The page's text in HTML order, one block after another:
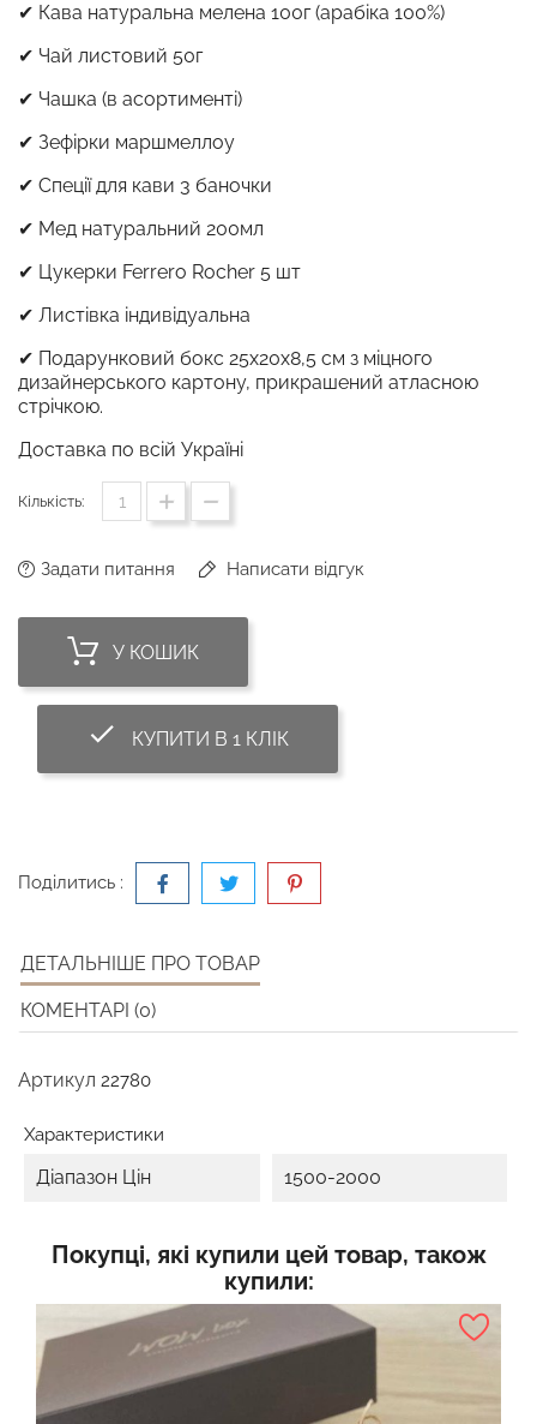
✔ Кава натуральна мелена 100г (арабіка 100%)
✔ Чай листовий 50г
✔ Чашка (в асортименті)
✔ Зефірки маршмеллоу
✔ Спеції для кави 3 баночки
✔ Мед натуральний 200мл
✔ Цукерки Ferrero Rocher 5 шт
✔ Листівка індивідуальна
✔ Подарунковий бокс 25х20х8,5 см з міцного
дизайнерського картону, прикрашений атласною
стрічкою.
Доставка по всій Україні
Кількість:
Задати питання Написати відгук
У КОШИК
done_outline
КУПИТИ В 1 КЛІК
Поділитись :
ДЕТАЛЬНІШЕ ПРО ТОВАР
КОМЕНТАРІ (0)
Артикул 22780
Характеристики
Діапазон Цін 1500-2000
Покупці, які купили цей товар, також
купили: